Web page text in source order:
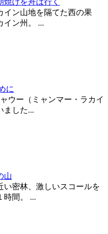
けを舟は行く
イン山地を隔てた西の果
イン州。 ...
に
ウー（ミャンマー・ラカイ
ました...
山
い密林、激しいスコールを
時間。 ...